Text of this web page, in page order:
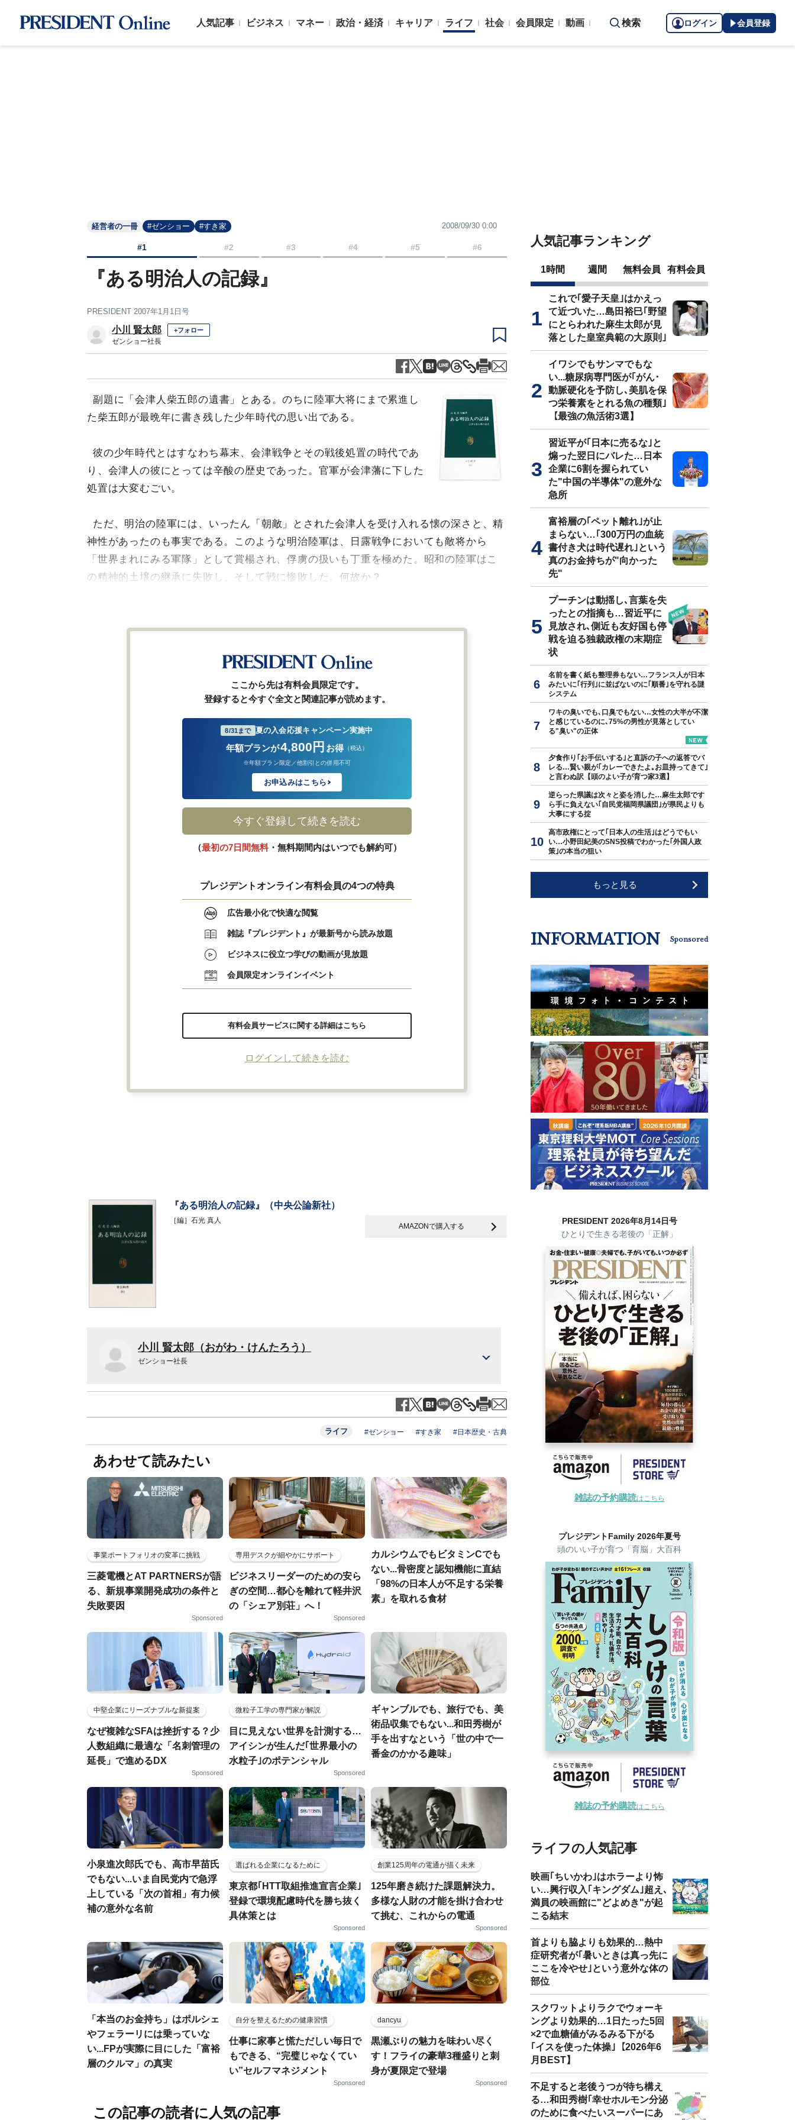
人気記事 ビジネス マネー 政治・経済 キャリア ライフ 社会 会員限定 動画 検索 ログイン 会員登録
経営者の一冊 #ゼンショー #すき家 2008/09/30 0:00
#1 #2 #3 #4 #5 #6
『ある明治人の記録』
PRESIDENT 2007年1月1日号
小川 賢太郎 +フォロー
ゼンショー社長
副題に「会津人柴五郎の遺書」とある。のちに陸軍大将にまで累進し
た柴五郎が最晩年に書き残した少年時代の思い出である。
彼の少年時代とはすなわち幕末、会津戦争とその戦後処置の時代であ
り、会津人の彼にとっては辛酸の歴史であった。官軍が会津藩に下した
処置は大変むごい。
ただ、明治の陸軍には、いったん「朝敵」とされた会津人を受け入れる懐の深さと、精
神性があったのも事実である。このような明治陸軍は、日露戦争においても敵将から
「世界まれにみる軍隊」として賞楊され、俘虜の扱いも丁重を極めた。昭和の陸軍はこ
の精神的土壌の継承に失敗し、そして戦に惨敗した。何故か？
ここから先は有料会員限定です。
登録すると今すぐ全文と関連記事が読めます。
8/31まで 夏の入会応援キャンペーン実施中
年額プランが4,800円 お得 （税込）
※年額プラン限定／他割引との併用不可
お申込みはこちら
今すぐ登録して続きを読む
（最初の7日間無料・無料期間内はいつでも解約可）
プレジデントオンライン有料会員の4つの特典
広告最小化で快適な閲覧
雑誌『プレジデント』が最新号から読み放題
ビジネスに役立つ学びの動画が見放題
会員限定オンラインイベント
有料会員サービスに関する詳細はこちら
ログインして続きを読む
『ある明治人の記録』（中央公論新社）
［編］石光 真人
AMAZONで購入する
小川 賢太郎（おがわ・けんたろう）
ゼンショー社長
ライフ #ゼンショー #すき家 #日本歴史・古典
あわせて読みたい
事業ポートフォリオの変革に挑戦
三菱電機とAT PARTNERSが語
る、新規事業開発成功の条件と
失敗要因
Sponsored
専用デスクが細やかにサポート
ビジネスリーダーのための安ら
ぎの空間…都心を離れて軽井沢
の「シェア別荘」へ！
Sponsored
カルシウムでもビタミンCでも
ない...骨密度と認知機能に直結
「98%の日本人が不足する栄養
素」を取れる食材
中堅企業にリーズナブルな新提案
なぜ複雑なSFAは挫折する？少
人数組織に最適な「名刺管理の
延長」で進めるDX
Sponsored
微粒子工学の専門家が解説
目に見えない世界を計測する…
アイシンが生んだ｢世界最小の
水粒子｣のポテンシャル
Sponsored
ギャンブルでも、旅行でも、美
術品収集でもない...和田秀樹が
手を出すなという「世の中で一
番金のかかる趣味」
小泉進次郎氏でも、高市早苗氏
でもない...いま自民党内で急浮
上している「次の首相」有力候
補の意外な名前
選ばれる企業になるために
東京都｢HTT取組推進宣言企業｣
登録で環境配慮時代を勝ち抜く
具体策とは
Sponsored
創業125周年の電通が描く未来
125年磨き続けた課題解決力。
多様な人財の才能を掛け合わせ
て挑む、これからの電通
Sponsored
「本当のお金持ち」はポルシェ
やフェラーリには乗っていな
い...FPが実際に目にした「富裕
層のクルマ」の真実
自分を整えるための健康習慣
仕事に家事と慌ただしい毎日で
もできる、“完璧じゃなくてい
い”セルフマネジメント
Sponsored
dancyu
黒瀬ぶりの魅力を味わい尽く
す！フライの豪華3種盛りと刺
身が夏限定で登場
Sponsored
この記事の読者に人気の記事
人気記事ランキング
1時間 週間 無料会員 有料会員
これで｢愛子天皇｣はかえっ
て近づいた…島田裕巳｢野望
にとらわれた麻生太郎が見
落とした皇室典範の大原則｣
イワシでもサンマでもな
い...糖尿病専門医が｢がん･
動脈硬化を予防し､美肌を保
つ栄養素をとれる魚の種類｣
【最強の魚活術3選】
習近平が｢日本に売るな｣と
煽った翌日にバレた…日本
企業に6割を握られてい
た"中国の半導体"の意外な
急所
富裕層の｢ペット離れ｣が止
まらない…｢300万円の血統
書付き犬は時代遅れ｣という
真のお金持ちが"向かった
先"
プーチンは動揺し､言葉を失
ったとの指摘も…習近平に
見放され､側近も友好国も停
戦を迫る独裁政権の末期症
状
名前を書く紙も整理券もない…フランス人が日本
みたいに｢行列｣に並ばないのに｢順番｣を守れる謎
システム
ワキの臭いでも､口臭でもない…女性の大半が不潔
と感じているのに､75%の男性が見落としてい
る"臭い"の正体
夕食作り｢お手伝いする｣と直訴の子への返答でバ
レる…賢い親が｢カレーできたよ｡お皿持ってきて｣
と言わぬ訳【頭のよい子が育つ家3選】
逆らった県議は次々と姿を消した…麻生太郎です
ら手に負えない｢自民党福岡県議団｣が県民よりも
大事にする掟
高市政権にとって｢日本人の生活｣はどうでもい
い…小野田紀美のSNS投稿でわかった｢外国人政
策｣の本当の狙い
もっと見る
INFORMATION Sponsored
PRESIDENT 2026年8月14日号
ひとりで生きる老後の「正解」
雑誌の予約購読はこちら
プレジデントFamily 2026年夏号
頭のいい子が育つ「育脳」大百科
雑誌の予約購読はこちら
ライフの人気記事
映画｢ちいかわ｣はホラーより怖
い…興行収入｢キングダム｣超え､
満員の映画館に"どよめき"が起
こる結末
首よりも脇よりも効果的…熱中
症研究者が｢暑いときは真っ先に
ここを冷やせ｣という意外な体の
部位
スクワットよりラクでウォーキ
ングより効果的…1日たった5回
×2で血糖値がみるみる下がる
｢イスを使った体操｣【2026年6
月BEST】
不足すると老後うつが待ち構え
る…和田秀樹｢幸せホルモン分泌
のために食べたいスーパーにあ